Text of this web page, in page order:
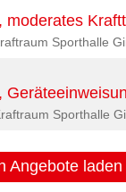
moderates
Sporthalle
Sporthalle
Angebote laden